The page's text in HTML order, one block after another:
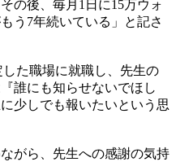
の後、毎月1日に15万ウォ
う7年続いている」と記さ
た職場に就職し、先生の
誰にも知らせないでほし
少しでも報いたいという思
がら、先生への感謝の気持